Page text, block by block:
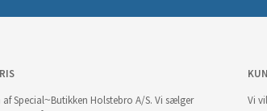
Special~Butikken Holstebro A/S. Vi sælger
Vi